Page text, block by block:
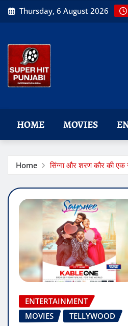
Skip
to
Thursday, 6 August 2026
HOME MOVIES
Home सिंग्गा और शरण कौर की एक
ENTERTAINMENT
MOVIES
TELLYWOOD